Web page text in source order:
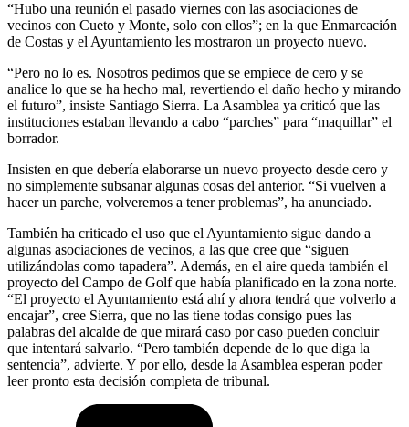
“Hubo una reunión el pasado viernes con las asociaciones de
vecinos con Cueto y Monte, solo con ellos”; en la que Enmarcación
de Costas y el Ayuntamiento les mostraron un proyecto nuevo.
“Pero no lo es. Nosotros pedimos que se empiece de cero y se
analice lo que se ha hecho mal, revertiendo el daño hecho y mirando
el futuro”, insiste Santiago Sierra. La Asamblea ya criticó que las
instituciones estaban llevando a cabo “parches” para “maquillar” el
borrador.
Insisten en que debería elaborarse un nuevo proyecto desde cero y
no simplemente subsanar algunas cosas del anterior. “Si vuelven a
hacer un parche, volveremos a tener problemas”, ha anunciado.
También ha criticado el uso que el Ayuntamiento sigue dando a
algunas asociaciones de vecinos, a las que cree que “siguen
utilizándolas como tapadera”. Además, en el aire queda también el
proyecto del Campo de Golf que había planificado en la zona norte.
“El proyecto el Ayuntamiento está ahí y ahora tendrá que volverlo a
encajar”, cree Sierra, que no las tiene todas consigo pues las
palabras del alcalde de que mirará caso por caso pueden concluir
que intentará salvarlo. “Pero también depende de lo que diga la
sentencia”, advierte. Y por ello, desde la Asamblea esperan poder
leer pronto esta decisión completa de tribunal.